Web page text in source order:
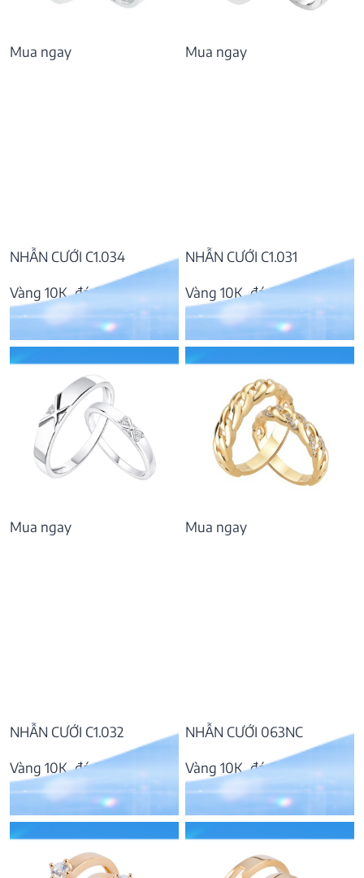
Mua ngay
NHẪN CƯỚI C1.034
Vàng 10K, đá CZ
6.695.000₫
Mua ngay
NHẪN CƯỚI C1.031
Vàng 10K, đá CZ
7.889.000₫
Mua ngay
NHẪN CƯỚI C1.032
Vàng 10K, đá CZ
5.133.000₫
Mua ngay
NHẪN CƯỚI 063NC
Vàng 10K, đá CZ
14.962.000₫